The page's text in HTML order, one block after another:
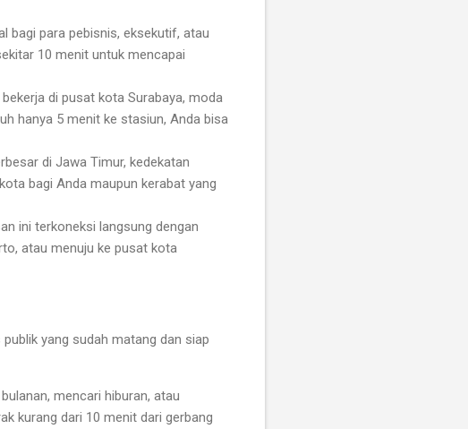
bagi para pebisnis, eksekutif, atau
10 menit untuk mencapai
di pusat kota Surabaya, moda
hanya 5 menit ke stasiun, Anda bisa
di Jawa Timur, kedekatan
bagi Anda maupun kerabat yang
ini terkoneksi langsung dengan
atau menuju ke pusat kota
yang sudah matang dan siap
mencari hiburan, atau
kurang dari 10 menit dari gerbang